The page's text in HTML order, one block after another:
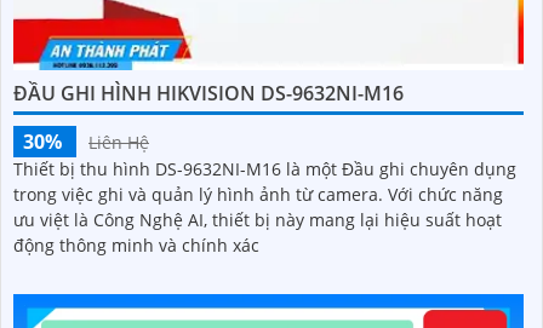
ĐẦU GHI HÌNH HIKVISION DS-9632NI-M16
30%
Liên Hệ
Thiết bị thu hình DS-9632NI-M16 là một Đầu ghi chuyên dụng
trong việc ghi và quản lý hình ảnh từ camera. Với chức năng
ưu việt là Công Nghệ AI, thiết bị này mang lại hiệu suất hoạt
động thông minh và chính xác